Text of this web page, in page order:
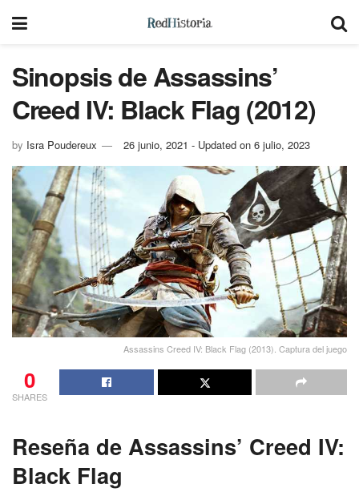
Sinopsis de Assassins’
Creed IV: Black Flag (2012)
by Isra Poudereux 26 junio, 2021 - Updated on 6 julio, 2023
Assassins Creed IV: Black Flag (2013). Captura del juego
0
SHARES
Reseña de Assassins’ Creed IV:
Black Flag